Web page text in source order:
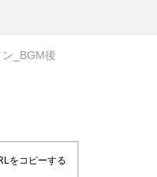
会社を知る
_BGM後
をコピーする